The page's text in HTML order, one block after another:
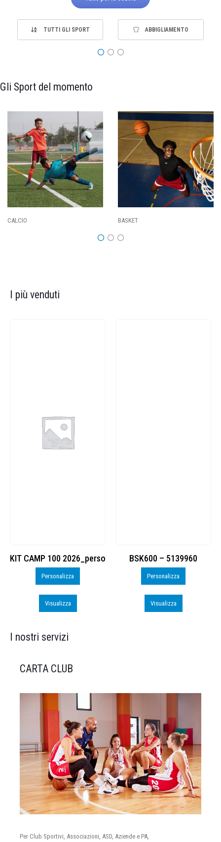
TUTTI GLI SPORT ABBIGLIAMENTO
Gli Sport del momento
PALLAVOLO RUGBY
I più venduti
KIT CAMP 100 2026_perso
Personalizza
Visualizza
BSK600 – 5139960
Personalizza
Visualizza
I nostri servizi
CARTA CLUB
Per Club Sportivi, Associazioni, ASD, Aziende e PA,